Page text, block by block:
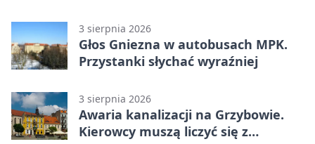
3 sierpnia 2026
Głos Gniezna w autobusach MPK.
Przystanki słychać wyraźniej
3 sierpnia 2026
Awaria kanalizacji na Grzybowie.
Kierowcy muszą liczyć się z